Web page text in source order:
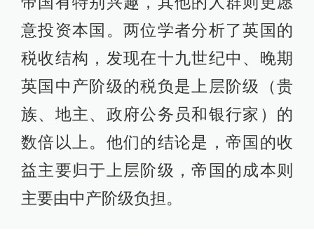
意投资本国。两位学者分析了英国的
税收结构，发现在十九世纪中、晚期
英国中产阶级的税负是上层阶级（贵
族、地主、政府公务员和银行家）的
数倍以上。他们的结论是，帝国的收
益主要归于上层阶级，帝国的成本则
主要由中产阶级负担。